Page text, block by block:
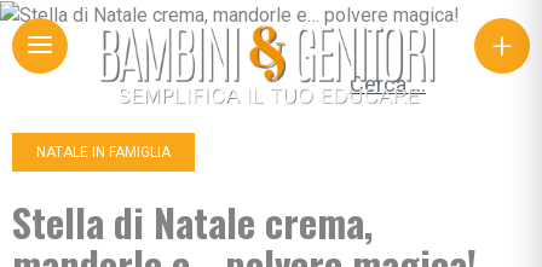
+
Ricerca per:
NATALE IN FAMIGLIA
Stella di Natale crema,